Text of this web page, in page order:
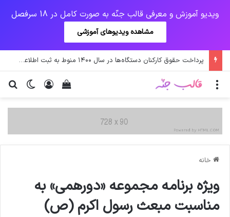
ویدیو آموزش و معرفی قالب جنّه به صورت کامل در 18 سرفصل
مشاهده ویدیوهای آموزشی
پرداخت حقوق کارکنان دستگاه‌ها در سال ۱۴۰۰ منوط به ثبت اطلاعات کارکنان در سامانه شد
تغییر ورود
دیدن سبد خرید منو
خانه
ويژه برنامه مجموعه «دورهمی» به
مناسبت مبعث رسول اكرم (ص)